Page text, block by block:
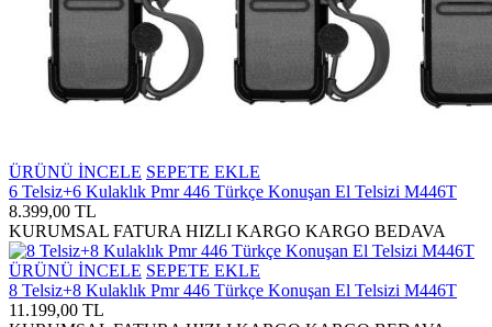
ÜRÜNÜ İNCELE SEPETE EKLE
6 Telsiz+6 Kulaklık Pmr 446 Türkçe Konuşan El Telsizi M446T
8.399,00 TL
KURUMSAL FATURA HIZLI KARGO KARGO BEDAVA
ÜRÜNÜ İNCELE SEPETE EKLE
8 Telsiz+8 Kulaklık Pmr 446 Türkçe Konuşan El Telsizi M446T
11.199,00 TL